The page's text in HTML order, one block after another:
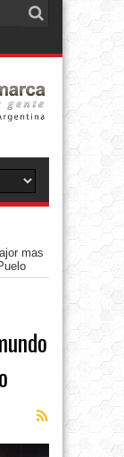
mas